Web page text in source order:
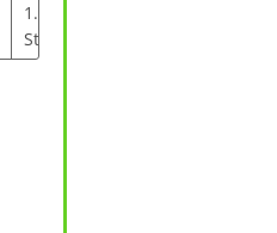
1.000
Stk.